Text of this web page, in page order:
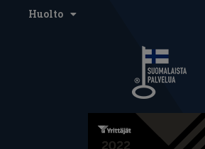
Huolto